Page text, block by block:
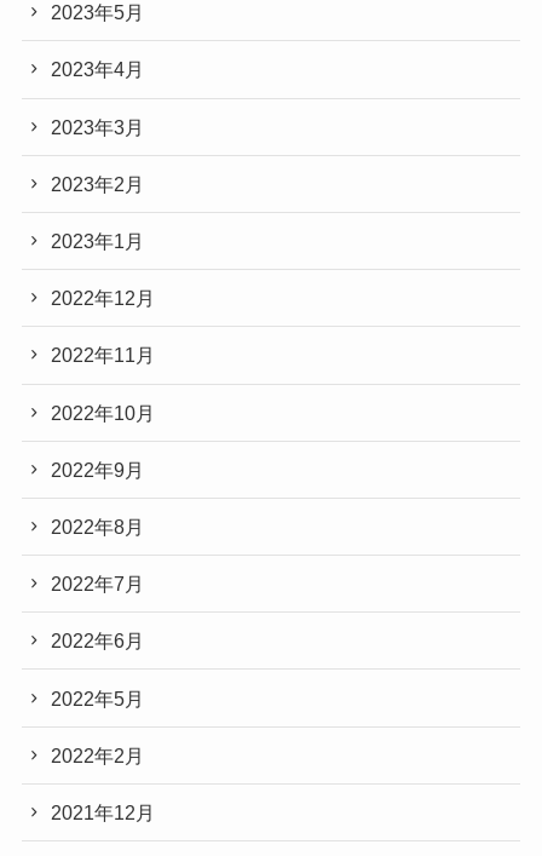
2023年5月
2023年4月
2023年3月
2023年2月
2023年1月
2022年12月
2022年11月
2022年10月
2022年9月
2022年8月
2022年7月
2022年6月
2022年5月
2022年2月
2021年12月